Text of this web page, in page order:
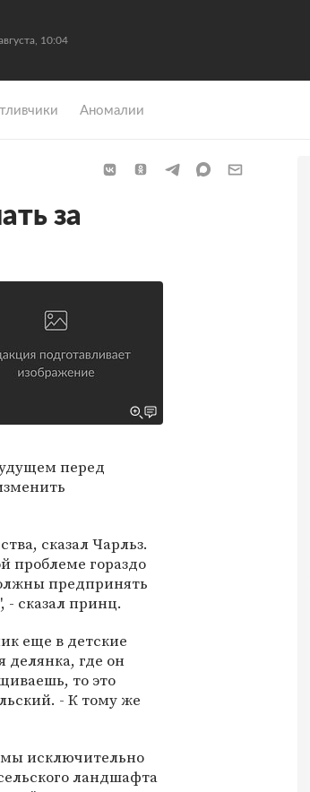
10:04
Аномалии
за
перед
сказал Чарльз.
проблеме гораздо
предпринять
- сказал принц.
еще в детские
делянка, где он
то это
- К тому же
исключительно
ландшафта